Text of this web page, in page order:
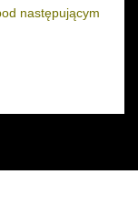
następującym